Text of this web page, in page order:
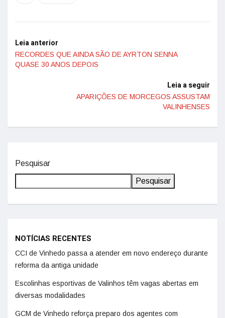
Leia anterior
RECORDES QUE AINDA SÃO DE AYRTON SENNA
QUASE 30 ANOS DEPOIS
Leia a seguir
APARIÇÕES DE MORCEGOS ASSUSTAM
VALINHENSES
Pesquisar
Pesquisar
NOTÍCIAS RECENTES
CCI de Vinhedo passa a atender em novo endereço durante
reforma da antiga unidade
Escolinhas esportivas de Valinhos têm vagas abertas em
diversas modalidades
GCM de Vinhedo reforça preparo dos agentes com